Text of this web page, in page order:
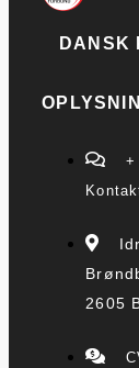
DANSK
+
2605